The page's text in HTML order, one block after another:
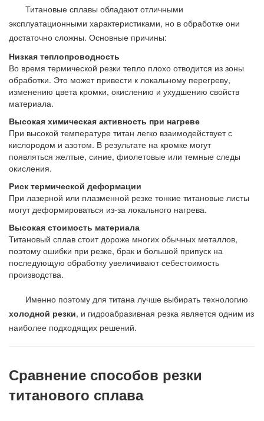
Титановые сплавы обладают отличными
эксплуатационными характеристиками, но в обработке они
достаточно сложны. Основные причины:
Низкая теплопроводность
Во время термической резки тепло плохо отводится из зоны
обработки. Это может привести к локальному перегреву,
изменению цвета кромки, окислению и ухудшению свойств
материала.
Высокая химическая активность при нагреве
При высокой температуре титан легко взаимодействует с
кислородом и азотом. В результате на кромке могут
появляться желтые, синие, фиолетовые или темные следы
окисления.
Риск термической деформации
При лазерной или плазменной резке тонкие титановые листы
могут деформироваться из-за локального нагрева.
Высокая стоимость материала
Титановый сплав стоит дороже многих обычных металлов,
поэтому ошибки при резке, брак и большой припуск на
последующую обработку увеличивают себестоимость
производства.
Именно поэтому для титана лучше выбирать технологию
холодной резки, и гидроабразивная резка является одним из
наиболее подходящих решений.
Сравнение способов резки
титанового сплава